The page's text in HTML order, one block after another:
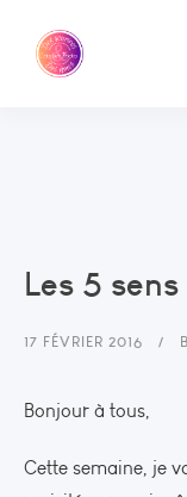
Les 5
17 FÉVRIER 2016
Bonjour à tous,
Cette semaine, je